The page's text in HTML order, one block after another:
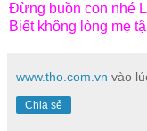
Đừng buồn con nhé
Biết không lòng mẹ
www.tho.com.vn vào
Chia sẻ